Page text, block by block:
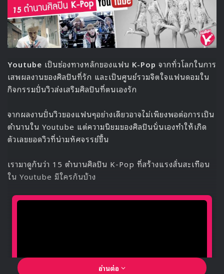
Youtube เป็นช่องทางหลักของแฟน K-Pop จากทั่วโลกในการ
เสพผลงานของศิลปินที่รัก และเป็นศูนย์รวมจิตใจแฟนดอมใน
กิจกรรมปั่นวิวส่งเสริมศิลปินที่ตนเองรัก
จากผลงานปั่นวิวของแฟนๆอย่างเดียวอาจไม่เพียงพอต่อการเป็น
ตำนานใน Youtube แต่ความนิยมของศิลปินนั่นเองทำให้เกิด
ตัวเลขยอดวิวที่น่ามหัศจรรย์ขึ้น
เรามาดูกันว่า 15 ตำนานศิลปิน K-Pop ที่สร้างแรงสั่นสะเทือน
ใน Youtube มีใครกันบ้าง
อ่านต่อ